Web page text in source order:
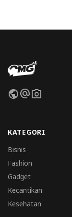
publicalternate_emailphoto_camera
KATEGORI
Bisnis
Fashion
Gadget
Kecantikan
Kesehatan